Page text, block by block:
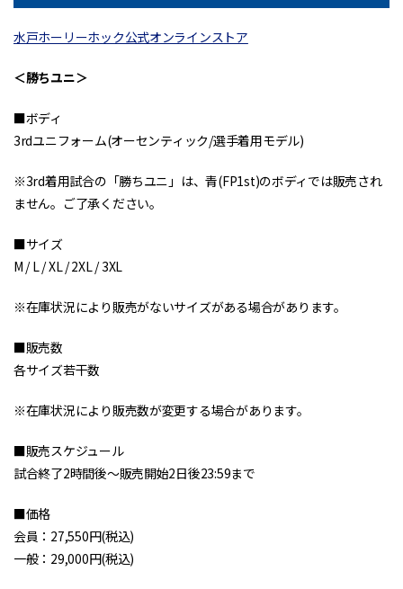
水戸ホーリーホック公式オンラインストア
＜勝ちユニ＞
■ボディ
3rdユニフォーム(オーセンティック/選手着用モデル)
※3rd着用試合の「勝ちユニ」は、青(FP1st)のボディでは販売され
ません。ご了承ください。
■サイズ
M / L / XL / 2XL / 3XL
※在庫状況により販売がないサイズがある場合があります。
■販売数
各サイズ若干数
※在庫状況により販売数が変更する場合があります。
■販売スケジュール
試合終了2時間後〜販売開始2日後23:59まで
■価格
会員：27,550円(税込)
一般：29,000円(税込)